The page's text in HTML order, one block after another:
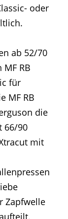
oder
ab 52/70
RB
für
MF RB
die
66/90
mit
Zapfwelle